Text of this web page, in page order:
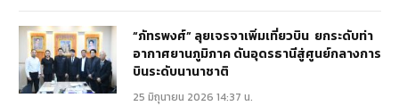
“ภัทรพงศ์” ลุยเจรจาเพิ่มเที่ยวบิน ยกระดับท่า
อากาศยานภูมิภาค ดันอุดรธานีสู่ศูนย์กลางการ
บินระดับนานาชาติ
25 มิถุนายน 2026 14:37 น.